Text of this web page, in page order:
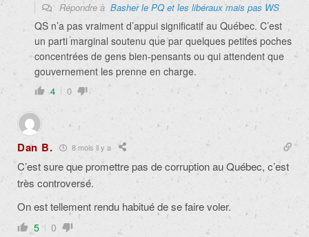
Répondre à Basher le PQ et les libéraux mais pas WS
QS n’a pas vraiment d’appui significatif au Québec. C’est
un parti marginal soutenu que par quelques petites poches
concentrées de gens bien-pensants ou qui attendent que
gouvernement les prenne en charge.
4 0
Dan B. 8 mois il y a
C’est sure que promettre pas de corruption au Québec, c’est
très controversé.
On est tellement rendu habitué de se faire voler.
5 0